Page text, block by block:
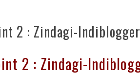
2 : Zindagi-
2 : Zindagi-